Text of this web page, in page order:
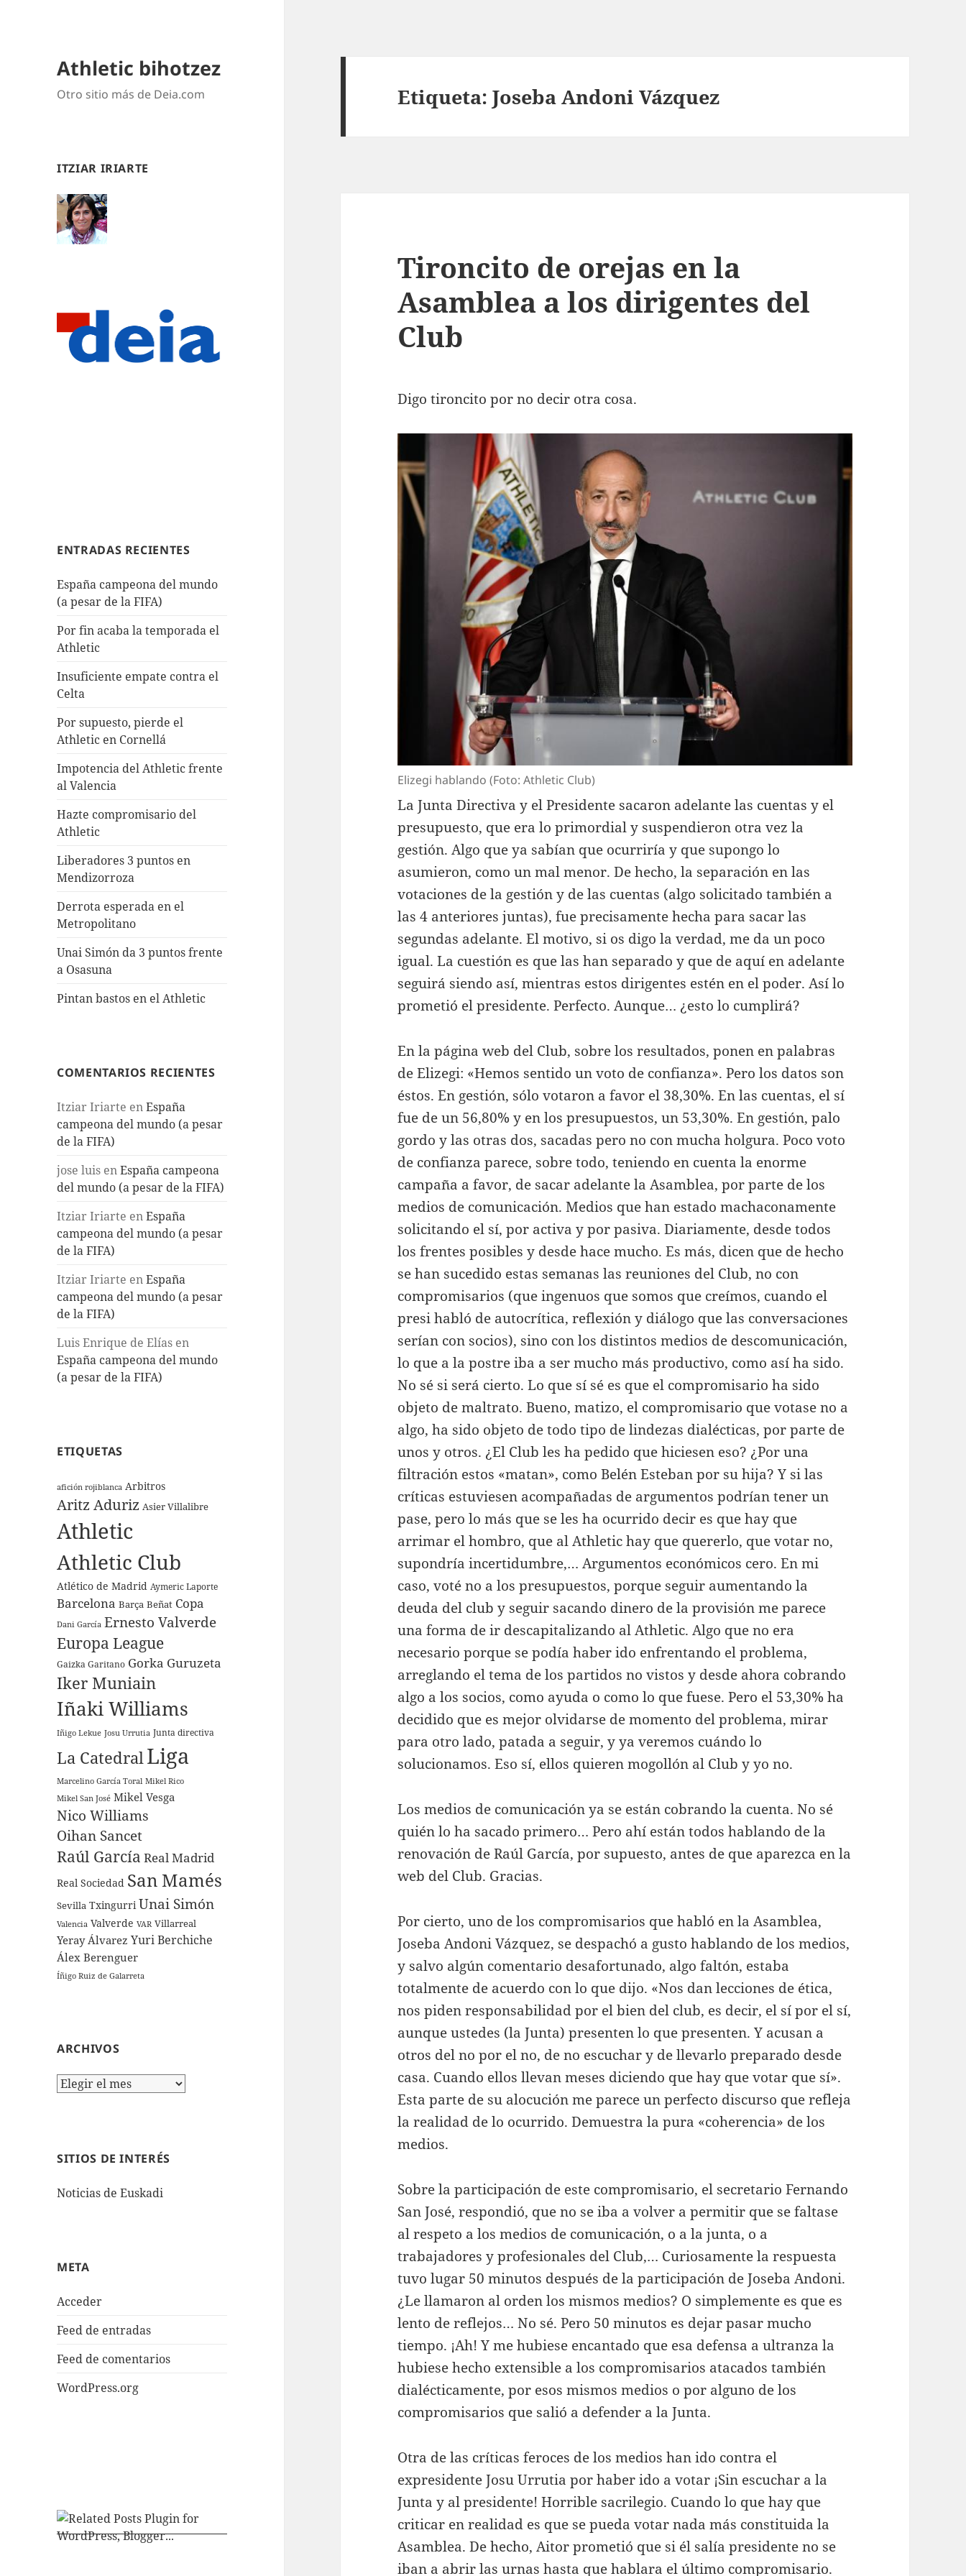
Athletic bihotzez
Otro sitio más de Deia.com
ITZIAR IRIARTE
ENTRADAS RECIENTES
España campeona del mundo
(a pesar de la FIFA)
Por fin acaba la temporada el
Athletic
Insuficiente empate contra el
Celta
Por supuesto, pierde el
Athletic en Cornellá
Impotencia del Athletic frente
al Valencia
Hazte compromisario del
Athletic
Liberadores 3 puntos en
Mendizorroza
Derrota esperada en el
Metropolitano
Unai Simón da 3 puntos frente
a Osasuna
Pintan bastos en el Athletic
COMENTARIOS RECIENTES
Itziar Iriarte enEspaña
campeona del mundo (a pesar
de la FIFA)
jose luis enEspaña campeona
del mundo (a pesar de la FIFA)
Itziar Iriarte enEspaña
campeona del mundo (a pesar
de la FIFA)
Itziar Iriarte enEspaña
campeona del mundo (a pesar
de la FIFA)
Luis Enrique de Elías en
España campeona del mundo
(a pesar de la FIFA)
ETIQUETAS
afición rojiblanca Arbitros
Aritz Aduriz Asier Villalibre
Athletic
Athletic Club
Atlético de Madrid Aymeric Laporte
Barcelona Barça Beñat Copa
Dani García Ernesto Valverde
Europa League
Gaizka Garitano Gorka Guruzeta
Iker Muniain
Iñaki Williams
Iñigo Lekue Josu Urrutia Junta directiva
La CatedralLiga
Marcelino García Toral Mikel Rico
Mikel San José Mikel Vesga
Nico Williams
Oihan Sancet
Raúl García Real Madrid
Real Sociedad San Mamés
Sevilla Txingurri Unai Simón
Valencia Valverde VAR Villarreal
Yeray Álvarez Yuri Berchiche
Álex Berenguer
Íñigo Ruiz de Galarreta
ARCHIVOS
Archivos
SITIOS DE INTERÉS
Noticias de Euskadi
META
Acceder
Feed de entradas
Feed de comentarios
WordPress.org
Etiqueta:Joseba Andoni Vázquez
Tironcito de orejas en la
Asamblea a los dirigentes del
Club
Digo tironcito por no decir otra cosa.
Elizegi hablando (Foto: Athletic Club)
La Junta Directiva y el Presidente sacaron adelante las cuentas y el
presupuesto, que era lo primordial y suspendieron otra vez la
gestión. Algo que ya sabían que ocurriría y que supongo lo
asumieron, como un mal menor. De hecho, la separación en las
votaciones de la gestión y de las cuentas (algo solicitado también a
las 4 anteriores juntas), fue precisamente hecha para sacar las
segundas adelante. El motivo, si os digo la verdad, me da un poco
igual. La cuestión es que las han separado y que de aquí en adelante
seguirá siendo así, mientras estos dirigentes estén en el poder. Así lo
prometió el presidente. Perfecto. Aunque… ¿esto lo cumplirá?
En la página web del Club, sobre los resultados, ponen en palabras
de Elizegi: «Hemos sentido un voto de confianza». Pero los datos son
éstos. En gestión, sólo votaron a favor el 38,30%. En las cuentas, el sí
fue de un 56,80% y en los presupuestos, un 53,30%. En gestión, palo
gordo y las otras dos, sacadas pero no con mucha holgura. Poco voto
de confianza parece, sobre todo, teniendo en cuenta la enorme
campaña a favor, de sacar adelante la Asamblea, por parte de los
medios de comunicación. Medios que han estado machaconamente
solicitando el sí, por activa y por pasiva. Diariamente, desde todos
los frentes posibles y desde hace mucho. Es más, dicen que de hecho
se han sucedido estas semanas las reuniones del Club, no con
compromisarios (que ingenuos que somos que creímos, cuando el
presi habló de autocrítica, reflexión y diálogo que las conversaciones
serían con socios), sino con los distintos medios de descomunicación,
lo que a la postre iba a ser mucho más productivo, como así ha sido.
No sé si será cierto. Lo que sí sé es que el compromisario ha sido
objeto de maltrato. Bueno, matizo, el compromisario que votase no a
algo, ha sido objeto de todo tipo de lindezas dialécticas, por parte de
unos y otros. ¿El Club les ha pedido que hiciesen eso? ¿Por una
filtración estos «matan», como Belén Esteban por su hija? Y si las
críticas estuviesen acompañadas de argumentos podrían tener un
pase, pero lo más que se les ha ocurrido decir es que hay que
arrimar el hombro, que al Athletic hay que quererlo, que votar no,
supondría incertidumbre,… Argumentos económicos cero. En mi
caso, voté no a los presupuestos, porque seguir aumentando la
deuda del club y seguir sacando dinero de la provisión me parece
una forma de ir descapitalizando al Athletic. Algo que no era
necesario porque se podía haber ido enfrentando el problema,
arreglando el tema de los partidos no vistos y desde ahora cobrando
algo a los socios, como ayuda o como lo que fuese. Pero el 53,30% ha
decidido que es mejor olvidarse de momento del problema, mirar
para otro lado, patada a seguir, y ya veremos cuándo lo
solucionamos. Eso sí, ellos quieren mogollón al Club y yo no.
Los medios de comunicación ya se están cobrando la cuenta. No sé
quién lo ha sacado primero… Pero ahí están todos hablando de la
renovación de Raúl García, por supuesto, antes de que aparezca en la
web del Club. Gracias.
Por cierto, uno de los compromisarios que habló en la Asamblea,
Joseba Andoni Vázquez, se despachó a gusto hablando de los medios,
y salvo algún comentario desafortunado, algo faltón, estaba
totalmente de acuerdo con lo que dijo. «Nos dan lecciones de ética,
nos piden responsabilidad por el bien del club, es decir, el sí por el sí,
aunque ustedes (la Junta) presenten lo que presenten. Y acusan a
otros del no por el no, de no escuchar y de llevarlo preparado desde
casa. Cuando ellos llevan meses diciendo que hay que votar que sí».
Esta parte de su alocución me parece un perfecto discurso que refleja
la realidad de lo ocurrido. Demuestra la pura «coherencia» de los
medios.
Sobre la participación de este compromisario, el secretario Fernando
San José, respondió, que no se iba a volver a permitir que se faltase
al respeto a los medios de comunicación, o a la junta, o a
trabajadores y profesionales del Club,… Curiosamente la respuesta
tuvo lugar 50 minutos después de la participación de Joseba Andoni.
¿Le llamaron al orden los mismos medios? O simplemente es que es
lento de reflejos… No sé. Pero 50 minutos es dejar pasar mucho
tiempo. ¡Ah! Y me hubiese encantado que esa defensa a ultranza la
hubiese hecho extensible a los compromisarios atacados también
dialécticamente, por esos mismos medios o por alguno de los
compromisarios que salió a defender a la Junta.
Otra de las críticas feroces de los medios han ido contra el
expresidente Josu Urrutia por haber ido a votar ¡Sin escuchar a la
Junta y al presidente! Horrible sacrilegio. Cuando lo que hay que
criticar en realidad es que se pueda votar nada más constituida la
Asamblea. De hecho, Aitor prometió que si él salía presidente no se
iban a abrir las urnas hasta que hablara el último compromisario.